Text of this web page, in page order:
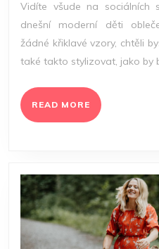
Vidíte všude na sociálních
dnešní moderní děti
žádné křiklavé vzory, chtěli
také takto stylizovat, jako by
READ MORE READ
MORE